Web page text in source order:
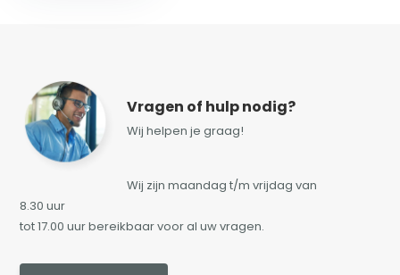
Vragen of hulp nodig?
Wij helpen je graag!
Wij zijn maandag t/m vrijdag van
8.30 uur
tot 17.00 uur bereikbaar voor al uw vragen.